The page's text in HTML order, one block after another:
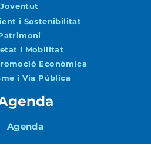
Joventut
i Sostenibilitat
i Mobilitat
Econòmica
i Via Pública
Agenda